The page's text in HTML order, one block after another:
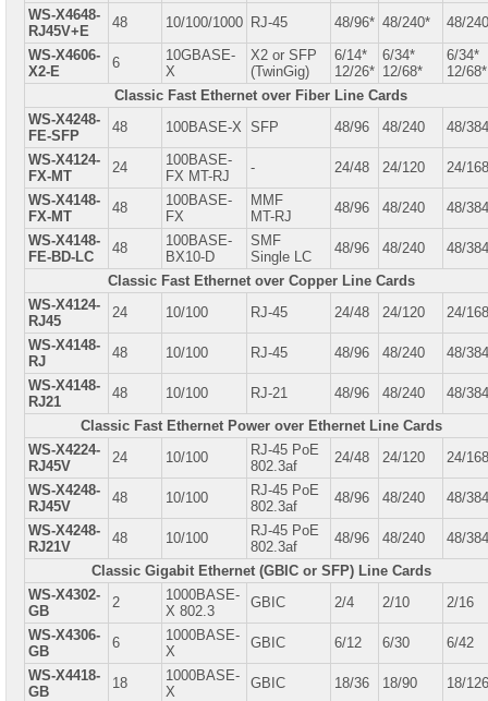
WS-X4648-
RJ45V+E
48 10/100/1000 RJ-45 48/96* 48/240*
48/
WS-X4606-
X2-E
6
10GBASE-
X
X2 or SFP
(TwinGig)
6/14*
12/26*
6/34*
12/68*
6/34*
12/68*
Classic Fast Ethernet over Fiber Line Cards
WS-X4248-
FE-SFP
48 100BASE-X SFP 48/96 48/240
48/384
WS-X4124-
FX-MT
24
100BASE-
FX MT-RJ
- 24/48 24/120
24/168
WS-X4148-
FX-MT
48
100BASE-
FX
MMF
MT-RJ
48/96 48/240
48/384
WS-X4148-
FE-BD-LC
48
100BASE-
BX10-D
SMF
Single LC
48/96 48/240
48/384
Classic Fast Ethernet over Copper Line Cards
WS-X4124-
RJ45
24 10/100 RJ-45 24/48 24/120
24/168
WS-X4148-
RJ
48 10/100 RJ-45 48/96 48/240
48/384
WS-X4148-
RJ21
48 10/100 RJ-21 48/96 48/240
48/384
Classic Fast Ethernet Power over Ethernet Line Cards
WS-X4224-
RJ45V
24 10/100
RJ-45 PoE
802.3af
24/48 24/120
24/168
WS-X4248-
RJ45V
48 10/100
RJ-45 PoE
802.3af
48/96 48/240
48/384
WS-X4248-
RJ21V
48 10/100
RJ-45 PoE
802.3af
48/96 48/240
48/384
Classic Gigabit Ethernet (GBIC or SFP) Line Cards
WS-X4302-
GB
2
1000BASE-
X 802.3
GBIC 2/4 2/10
2/16
WS-X4306-
GB
6
1000BASE-
X
GBIC 6/12 6/30
6/42
WS-X4418-
GB
18
1000BASE-
X
GBIC 18/36 18/90
18/126